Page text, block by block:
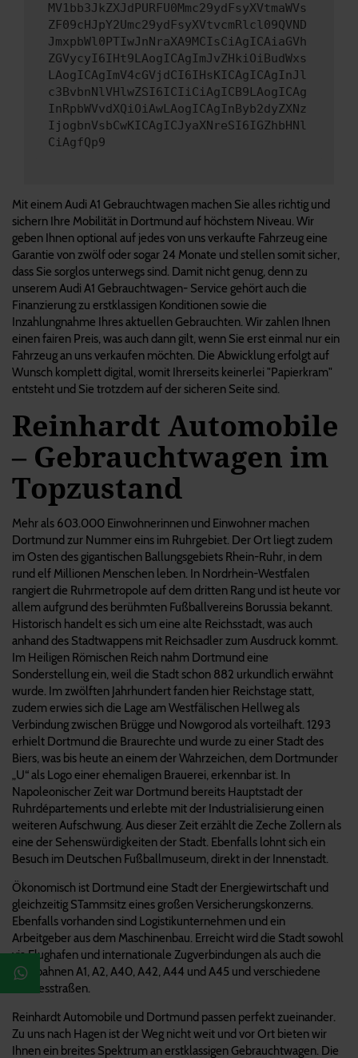
MV1bb3JkZXJdPURFU0Mmc29ydFsyXVtmaWVs
ZF09cHJpY2Umc29ydFsyXVtvcmRlcl09QVND
JmxpbWl0PTIwJnNraXA9MCIsCiAgICAiaGVh
ZGVycyI6IHt9LAogICAgImJvZHkiOiBudWxs
LAogICAgImV4cGVjdCI6IHsKICAgICAgInJl
c3BvbnNlVHlwZSI6ICIiCiAgICB9LAogICAg
InRpbWVvdXQiOiAwLAogICAgInByb2dyZXNz
IjogbnVsbCwKICAgICJyaXNreSI6IGZhbHNl
CiAgfQp9
Mit einem Audi A1 Gebrauchtwagen machen Sie alles richtig und
sichern Ihre Mobilität in Dortmund auf höchstem Niveau. Wir
geben Ihnen optional auf jedes von uns verkaufte Fahrzeug eine
Garantie von zwölf oder sogar 24 Monate und stellen somit sicher,
dass Sie sorglos unterwegs sind. Damit nicht genug, denn zu
unserem Audi A1 Gebrauchtwagen- Service gehört auch die
Finanzierung zu erstklassigen Konditionen sowie die
Inzahlungnahme Ihres aktuellen Gebrauchten. Wir zahlen Ihnen
einen fairen Preis, was auch dann gilt, wenn Sie erst einmal nur ein
Fahrzeug an uns verkaufen möchten. Die Abwicklung erfolgt auf
Wunsch komplett digital, womit Ihrerseits keinerlei "Papierkram"
entsteht und Sie trotzdem auf der sicheren Seite sind.
Reinhardt Automobile
– Gebrauchtwagen im
Topzustand
Mehr als 603.000 Einwohnerinnen und Einwohner machen
Dortmund zur Nummer eins im Ruhrgebiet. Der Ort liegt zudem
im Osten des gigantischen Ballungsgebiets Rhein-Ruhr, in dem
rund elf Millionen Menschen leben. In Nordrhein-Westfalen
rangiert die Ruhrmetropole auf dem dritten Rang und ist heute vor
allem aufgrund des berühmten Fußballvereins Borussia bekannt.
Historisch handelt es sich um eine alte Reichsstadt, was auch
anhand des Stadtwappens mit Reichsadler zum Ausdruck kommt.
Im Heiligen Römischen Reich nahm Dortmund eine
Sonderstellung ein, weil die Stadt schon 882 urkundlich erwähnt
wurde. Im zwölften Jahrhundert fanden hier Reichstage statt,
zudem erwies sich die Lage am Westfälischen Hellweg als
Verbindung zwischen Brügge und Nowgorod als vorteilhaft. 1293
erhielt Dortmund die Braurechte und wurde zu einer Stadt des
Biers, was bis heute an einem der Wahrzeichen, dem Dortmunder
„U“ als Logo einer ehemaligen Brauerei, erkennbar ist. In
Napoleonischer Zeit war Dortmund bereits Hauptstadt der
Ruhrdépartements und erlebte mit der Industrialisierung einen
weiteren Aufschwung. Aus dieser Zeit erzählt die Zeche Zollern als
eine der Sehenswürdigkeiten der Stadt. Ebenfalls lohnt sich ein
Besuch im Deutschen Fußballmuseum, direkt in der Innenstadt.
Ökonomisch ist Dortmund eine Stadt der Energiewirtschaft und
gleichzeitig STammsitz eines großen Versicherungskonzerns.
Ebenfalls vorhanden sind Logistikunternehmen und ein
Arbeitgeber aus dem Maschinenbau. Erreicht wird die Stadt sowohl
via Flughafen und internationale Zugverbindungen als auch die
Autobahnen A1, A2, A40, A42, A44 und A45 und verschiedene
Bundesstraßen.
Reinhardt Automobile und Dortmund passen perfekt zueinander.
Zu uns nach Hagen ist der Weg nicht weit und vor Ort bieten wir
Ihnen ein breites Spektrum an erstklassigen Gebrauchtwagen. Die